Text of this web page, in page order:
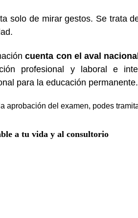
solo de mirar gestos. Se trata
cuenta con el aval
profesional y laboral e
para la educación permanente.
aprobación del examen, podes
a tu vida y al consultorio